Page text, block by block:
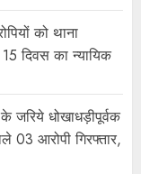
को थाना
दिवस का न्यायिक
धोखाधड़ीपूर्वक
03 आरोपी गिरफ्तार,